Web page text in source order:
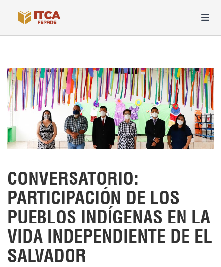
CONVERSATORIO:
PARTICIPACIÓN DE LOS
PUEBLOS INDÍGENAS EN LA
VIDA INDEPENDIENTE DE EL
SALVADOR